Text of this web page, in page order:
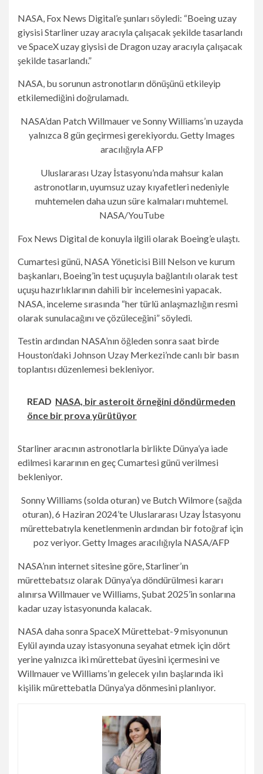
NASA, Fox News Digital’e şunları söyledi: “Boeing uzay
giysisi Starliner uzay aracıyla çalışacak şekilde tasarlandı
ve SpaceX uzay giysisi de Dragon uzay aracıyla çalışacak
şekilde tasarlandı.”
NASA, bu sorunun astronotların dönüşünü etkileyip
etkilemediğini doğrulamadı.
NASA’dan Patch Willmauer ve Sonny Williams’ın uzayda
yalnızca 8 gün geçirmesi gerekiyordu.Getty Images
aracılığıyla AFP
Uluslararası Uzay İstasyonu’nda mahsur kalan
astronotların, uyumsuz uzay kıyafetleri nedeniyle
muhtemelen daha uzun süre kalmaları muhtemel.
NASA/YouTube
Fox News Digital de konuyla ilgili olarak Boeing’e ulaştı.
Cumartesi günü, NASA Yöneticisi Bill Nelson ve kurum
başkanları, Boeing’in test uçuşuyla bağlantılı olarak test
uçuşu hazırlıklarının dahili bir incelemesini yapacak.
NASA, inceleme sırasında “her türlü anlaşmazlığın resmi
olarak sunulacağını ve çözüleceğini” söyledi.
Testin ardından NASA’nın öğleden sonra saat birde
Houston’daki Johnson Uzay Merkezi’nde canlı bir basın
toplantısı düzenlemesi bekleniyor.
READ NASA, bir asteroit örneğini döndürmeden
önce bir prova yürütüyor
Starliner aracının astronotlarla birlikte Dünya’ya iade
edilmesi kararının en geç Cumartesi günü verilmesi
bekleniyor.
Sonny Williams (solda oturan) ve Butch Wilmore (sağda
oturan), 6 Haziran 2024’te Uluslararası Uzay İstasyonu
mürettebatıyla kenetlenmenin ardından bir fotoğraf için
poz veriyor.Getty Images aracılığıyla NASA/AFP
NASA’nın internet sitesine göre, Starliner’ın
mürettebatsız olarak Dünya’ya döndürülmesi kararı
alınırsa Willmauer ve Williams, Şubat 2025’in sonlarına
kadar uzay istasyonunda kalacak.
NASA daha sonra SpaceX Mürettebat-9 misyonunun
Eylül ayında uzay istasyonuna seyahat etmek için dört
yerine yalnızca iki mürettebat üyesini içermesini ve
Willmauer ve Williams’ın gelecek yılın başlarında iki
kişilik mürettebatla Dünya’ya dönmesini planlıyor.